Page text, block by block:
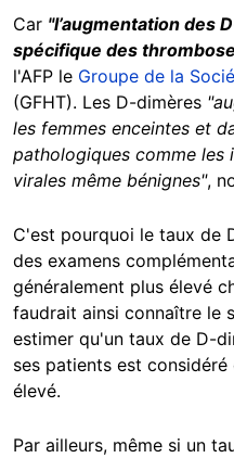
Car "l’augmentation des
spécifique des
l'AFP le Groupe de la
(GFHT). Les D-dimères
les femmes enceintes et
pathologiques comme les
virales même bénignes",
C'est pourquoi le taux de
des examens
généralement plus élevé
faudrait ainsi connaître le
estimer qu'un taux de D-
ses patients est
élevé.
Par ailleurs, même si un